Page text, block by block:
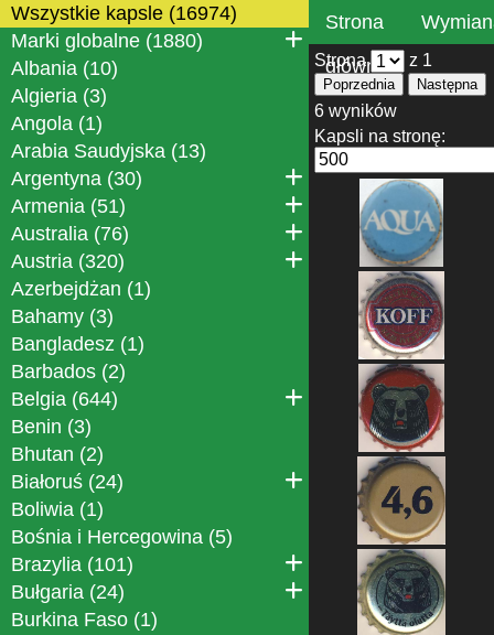
Wszystkie kapsle (16974)
Marki globalne (1880)
Albania (10)
Algieria (3)
Angola (1)
Arabia Saudyjska (13)
Argentyna (30)
Armenia (51)
Australia (76)
Austria (320)
Azerbejdżan (1)
Bahamy (3)
Bangladesz (1)
Barbados (2)
Belgia (644)
Benin (3)
Bhutan (2)
Białoruś (24)
Boliwia (1)
Bośnia i Hercegowina (5)
Brazylia (101)
Bułgaria (24)
Burkina Faso (1)
Strona
główna
Strona z 1
Poprzednia Następna
6 wyników
Kapsli na stronę: